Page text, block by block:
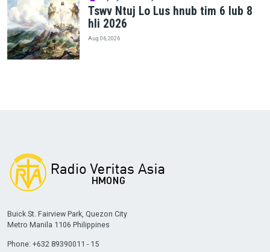
Tswv Ntuj Lo Lus hnub tim 6 lub 8
hli 2026
Aug 06, 2026
Buick St. Fairview Park, Quezon City
Metro Manila 1106 Philippines
Phone: +632 89390011 - 15